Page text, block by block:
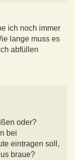
ich noch immer
lange muss es
abfüllen
oder?
bei
eintragen soll,
braue?